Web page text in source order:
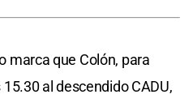
marca que Colón, para
al descendido CADU,